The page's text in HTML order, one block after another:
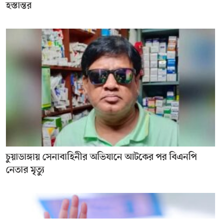
হস্তান্তর
চুয়াডাঙ্গায় সেনাবাহিনীর অভিযানে আটকের পর বিএনপি
নেতার মৃত্যু